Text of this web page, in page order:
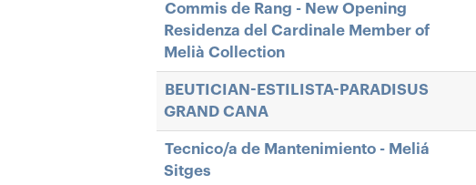
Commis de Rang - New Opening
Residenza del Cardinale Member of
Melià Collection
BEUTICIAN-ESTILISTA-PARADISUS
GRAND CANA
Tecnico/a de Mantenimiento - Meliá
Sitges